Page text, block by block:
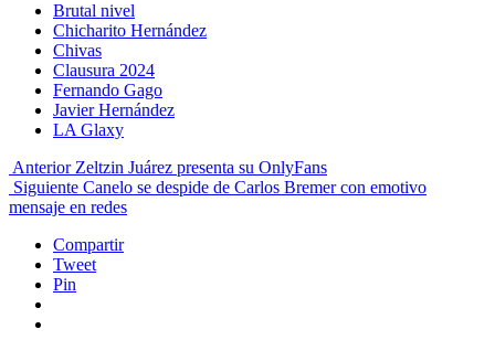
Brutal nivel
Chicharito Hernández
Chivas
Clausura 2024
Fernando Gago
Javier Hernández
LA Glaxy
Anterior Zeltzin Juárez presenta su OnlyFans
Siguiente Canelo se despide de Carlos Bremer con emotivo
mensaje en redes
Compartir
Tweet
Pin